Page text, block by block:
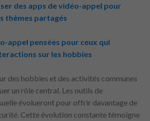
des apps de vidéo-appel pour
thèmes partagés
appel pensées pour ceux qui
sur les hobbies
des hobbies et des activités communes
un rôle central. Les outils de
évolueront pour offrir davantage de
Cette évolution constante témoigne